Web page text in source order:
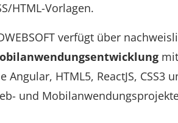
HTML-Vorlagen.
verfügt über
Angular, HTML5, ReactJS,
und